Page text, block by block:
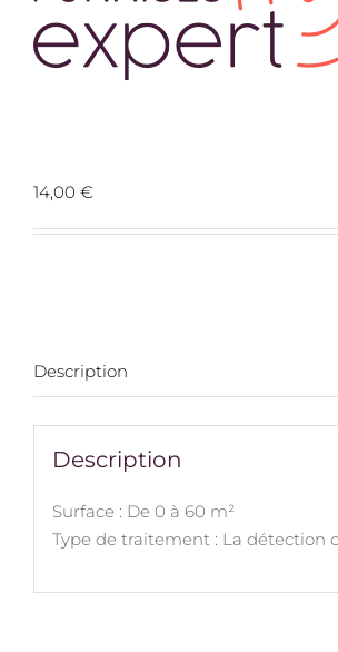
14,00 €
Description
Description
Surface : De 0 à 60 m²
Type de traitement : La détection